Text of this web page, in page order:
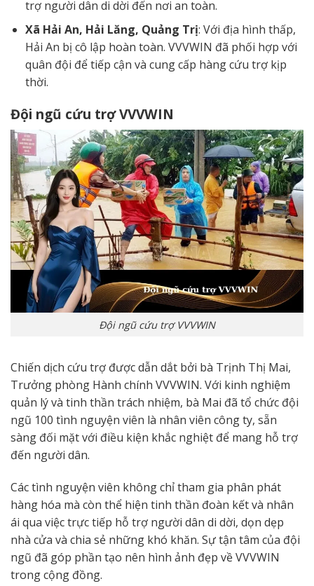
trợ người dân di dời đến nơi an toàn.
Xã Hải An, Hải Lăng, Quảng Trị: Với địa hình thấp,
Hải An bị cô lập hoàn toàn. VVVWIN đã phối hợp với
quân đội để tiếp cận và cung cấp hàng cứu trợ kịp
thời.
Đội ngũ cứu trợ VVVWIN
Đội ngũ cứu trợ VVVWIN
Chiến dịch cứu trợ được dẫn dắt bởi bà Trịnh Thị Mai,
Trưởng phòng Hành chính VVVWIN. Với kinh nghiệm
quản lý và tinh thần trách nhiệm, bà Mai đã tổ chức đội
ngũ 100 tình nguyện viên là nhân viên công ty, sẵn
sàng đối mặt với điều kiện khắc nghiệt để mang hỗ trợ
đến người dân.
Các tình nguyện viên không chỉ tham gia phân phát
hàng hóa mà còn thể hiện tinh thần đoàn kết và nhân
ái qua việc trực tiếp hỗ trợ người dân di dời, dọn dẹp
nhà cửa và chia sẻ những khó khăn. Sự tận tâm của đội
ngũ đã góp phần tạo nên hình ảnh đẹp về VVVWIN
trong cộng đồng.